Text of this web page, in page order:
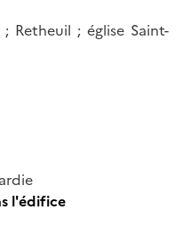
Retheuil ; église Saint-
l'édifice